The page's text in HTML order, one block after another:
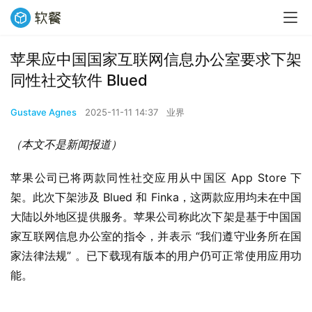
苹果应中国国家互联网信息办公室要求下架
同性社交软件 Blued
Gustave Agnes 2025-11-11 14:37 业界
（本文不是新闻报道）
苹果公司已将两款同性社交应用从中国区 App Store 下
架。此次下架涉及 Blued 和 Finka，这两款应用均未在中国
大陆以外地区提供服务。苹果公司称此次下架是基于中国国
家互联网信息办公室的指令，并表示 “我们遵守业务所在国
家法律法规” 。已下载现有版本的用户仍可正常使用应用功
能。